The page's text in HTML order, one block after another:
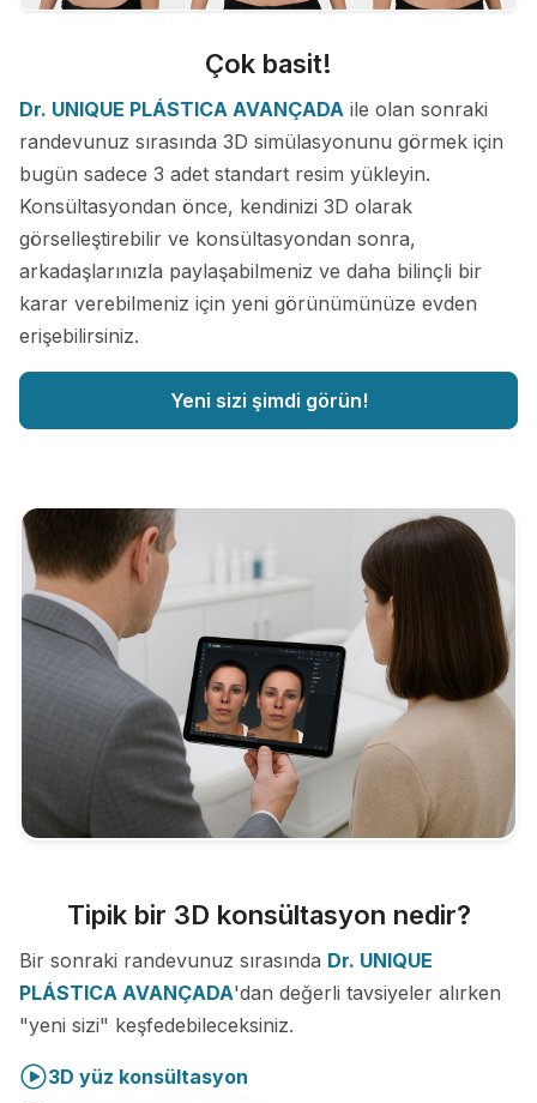
Çok basit!
Dr. UNIQUE PLÁSTICA AVANÇADA ile olan sonraki
randevunuz sırasında 3D simülasyonunu görmek için
bugün sadece 3 adet standart resim yükleyin.
Konsültasyondan önce, kendinizi 3D olarak
görselleştirebilir ve konsültasyondan sonra,
arkadaşlarınızla paylaşabilmeniz ve daha bilinçli bir
karar verebilmeniz için yeni görünümünüze evden
erişebilirsiniz.
Yeni sizi şimdi görün!
Tipik bir 3D konsültasyon nedir?
Bir sonraki randevunuz sırasında Dr. UNIQUE
PLÁSTICA AVANÇADA'dan değerli tavsiyeler alırken
"yeni sizi" keşfedebileceksiniz.
3D yüz konsültasyon